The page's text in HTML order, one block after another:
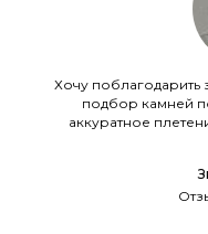
Хочу поблагодарить
подбор камней
аккуратное